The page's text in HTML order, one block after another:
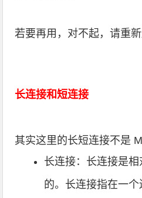
若要再用，对不起，请重
长连接和短连接
其实这里的长短连接不是
长连接：长连接是
的。长连接指在一